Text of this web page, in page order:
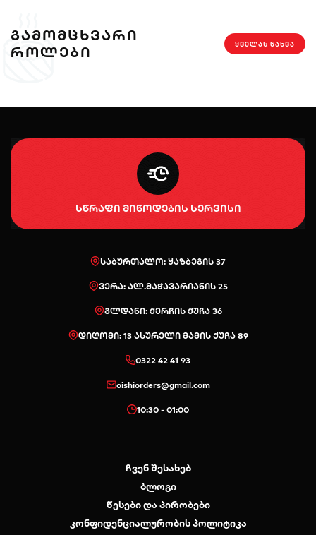
ᲒᲐᲛᲝᲛᲪᲮᲕᲐᲠᲘ
ᲠᲝᲚᲔᲑᲘ
ᲧᲕᲔᲚᲐᲡ ᲜᲐᲮᲕᲐ
სწრაფი მიწოდების სერვისი
საბურთალო: ყაზბეგის 37
ვერა: ალ.მაჭავარიანის 25
გლდანი: ქერჩის ქუჩა 36
დიღომი: 13 ასურელი მამის ქუჩა 89
0322 42 41 93
oishiorders@gmail.com
10:30 - 01:00
ჩვენ შესახებ
ბლოგი
წესები და პირობები
კონფიდენციალურობის პოლიტიკა